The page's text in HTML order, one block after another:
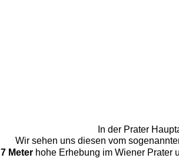
In der Prater
Wir sehen uns diesen vom
7 Meter hohe Erhebung im Wiener Prater